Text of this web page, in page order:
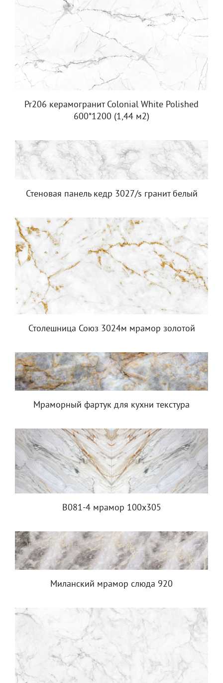
Pr206 керамогранит Colonial White Polished
600*1200 (1,44 м2)
Стеновая панель кедр 3027/s гранит белый
Столешница Союз 3024м мрамор золотой
Мраморный фартук для кухни текстура
B081-4 мрамор 100х305
Миланский мрамор слюда 920